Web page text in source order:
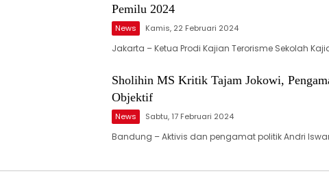
Pemilu 2024
News Kamis, 22 Februari 2024
Jakarta – Ketua Prodi Kajian Terorisme Sekolah
Sholihin MS Kritik Tajam Jokowi,
Objektif
News Sabtu, 17 Februari 2024
Bandung – Aktivis dan pengamat politik Andri